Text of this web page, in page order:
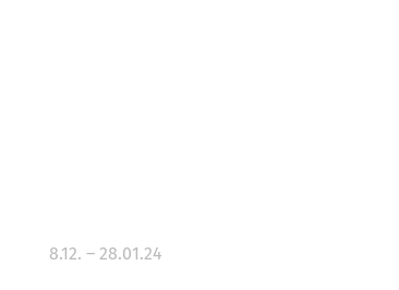
8.12. – 28.01.24